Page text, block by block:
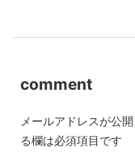
comment
メールアドレスが公
る欄は必須項目です